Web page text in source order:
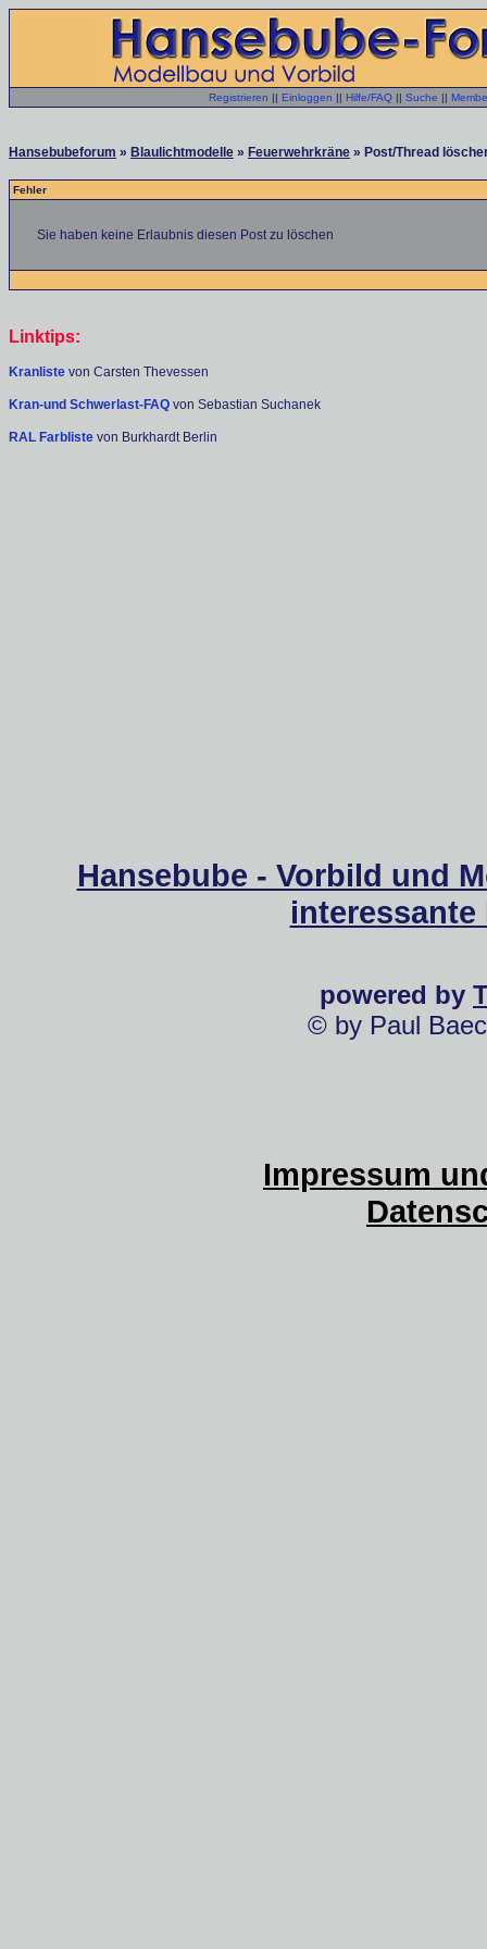
Registrieren || Einloggen || Hilfe/FAQ || Suche ||
Hansebubeforum » Blaulichtmodelle » Feuerwehrkräne » Post/Thread
Fehler
Sie haben keine Erlaubnis diesen Post zu löschen
Linktips:
Kranliste von Carsten Thevessen
Kran-und Schwerlast-FAQ von Sebastian Suchanek
RAL Farbliste von Burkhardt Berlin
Hansebube - Vorbild und
powered by
© by Paul
Impressum